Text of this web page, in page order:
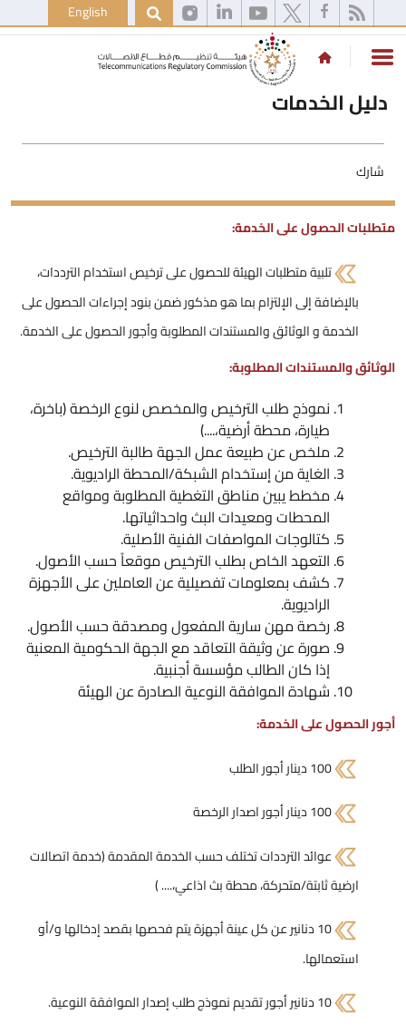
English
دليل الخدمات
شارك
متطلبات الحصول على الخدمة:
تلبية متطلبات الهيئة للحصول على ترخيص استخدام الترددات،
بالإضافة إلى الإلتزام بما هو مذكور ضمن بنود إجراءات الحصول على
الخدمة و الوثائق والمستندات المطلوبة وأجور الحصول على الخدمة.
الوثائق والمستندات المطلوبة:
نموذج طلب الترخيص والمخصص لنوع الرخصة (باخرة،
طيارة، محطة أرضية،....)
ملخص عن طبيعة عمل الجهة طالبة الترخيص.
الغاية من إستخدام الشبكة/المحطة الراديوية.
مخطط يبين مناطق التغطية المطلوبة ومواقع
المحطات ومعيدات البث واحداثياتها.
كتالوجات المواصفات الفنية الأصلية.
التعهد الخاص بطلب الترخيص موقعاً حسب الأصول.
كشف بمعلومات تفصيلية عن العاملين على الأجهزة
الراديوية.
رخصة مهن سارية المفعول ومصدقة حسب الأصول.
صورة عن وثيقة التعاقد مع الجهة الحكومية المعنية
إذا كان الطالب مؤسسة أجنبية.
شهادة الموافقة النوعية الصادرة عن الهيئة
أجور الحصول على الخدمة:
100 دينار أجور الطلب
100 دينار أجور اصدار الرخصة
عوائد الترددات تختلف حسب الخدمة المقدمة (خدمة اتصالات
ارضية ثابتة/متحركة، محطة بث اذاعي،.... )
10 دنانير عن كل عينة أجهزة يتم فحصها بقصد إدخالها و/أو
استعمالها.
10 دنانير أجور تقديم نموذج طلب إصدار الموافقة النوعية.